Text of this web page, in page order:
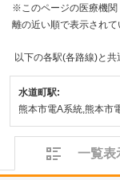
※このページの医療機関
離の近い順で表示されて
以下の各駅(各路線)と
水道町駅:
熊本市電A系統,熊本市
一覧表